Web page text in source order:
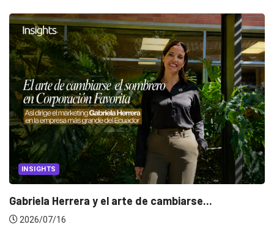
INSIGHTS
Gabriela Herrera y el arte de cambiarse...
2026/07/16